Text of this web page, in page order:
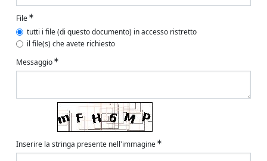
File
tutti i file (di questo documento) in accesso ristretto
il file(s) che avete richiesto
Messaggio
Inserire la stringa presente nell'immagine